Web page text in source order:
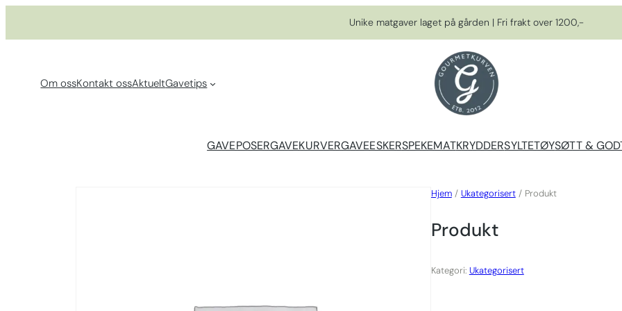
Unike matgaver laget på gården | Fri frakt over 1200,-
Om ossKontakt ossAktueltGavetips
GAVEPOSERGAVEKURVERGAVEESKERSPEKEMATKRYDDERSYLTETØYSØTT &
Hjem/ Ukategorisert/ Produkt
Produkt
Kategori: Ukategorisert